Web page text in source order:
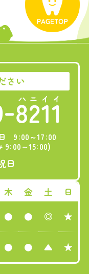
さい
9:00～17:00
9:00～15:00)
日
木 金 土 日
● ● ◎ ★
● ● ▲ ★